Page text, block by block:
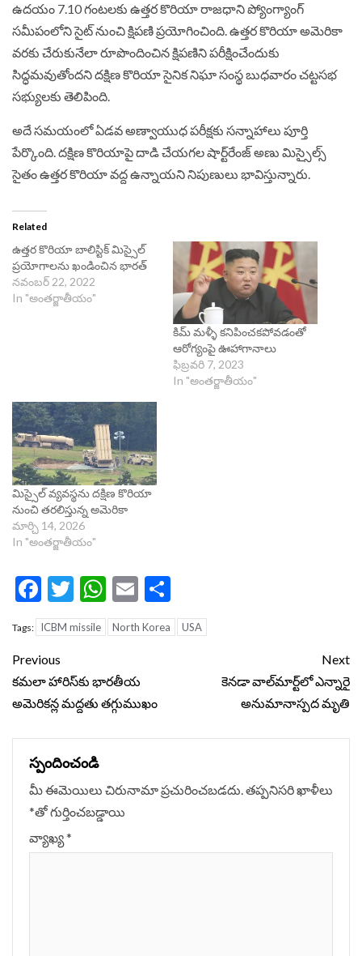
ఉదయం 7.10 గంటలకు ఉత్తర కొరియా రాజధాని ప్యోంగ్యాంగ్
సమీపంలోని సైట్ నుంచి క్షిపణి ప్రయోగించింది. ఉత్తర కొరియా అమెరికా
వరకు చేరుకునేలా రూపొందించిన క్షిపణిని పరీక్షించేందుకు
సిద్ధమవుతోందని దక్షిణ కొరియా సైనిక నిఘా సంస్థ బుధవారం చట్టసభ
సభ్యులకు తెలిపింది.
అదే సమయంలో ఏడవ అణ్వాయుధ పరీక్షకు సన్నాహాలు పూర్తి
పేర్కొంది. దక్షిణ కొరియాపై దాడి చేయగల షార్ట్‌రేంజ్‌ అణు మిస్సైల్స్‌
సైతం ఉత్తర కొరియా వద్ద ఉన్నాయని నిపుణులు భావిస్తున్నారు.
Related
ఉత్తర కొరియా బాలిస్టిక్‌ మిస్సైల్‌
ప్రయోగాలను ఖండించిన భారత్‌
నవంబర్ 22, 2022
In "అంతర్జాతీయం"
కిమ్ మళ్ళీ కనిపించకపోవడంతో
ఆరోగ్యంపై ఊహాగానాలు
ఫిబ్రవరి 7, 2023
In "అంతర్జాతీయం"
మిస్సైల్ వ్యవస్థను దక్షిణ కొరియా
నుంచి తరలిస్తున్న అమెరికా
మార్చి 14, 2026
In "అంతర్జాతీయం"
Facebook
Twitter
WhatsApp
Email
Tags: ICBM missile North Korea USA
Continue
Reading
Previous
కమలా హారిస్‌కు భారతీయ
అమెరికన్ల మద్దతు తగ్గుముఖం
Next
కెనడా వాల్‌మార్ట్‌లో ఎన్నారై
అనుమానాస్పద మృతి
స్పందించండి
మీ ఈమెయిలు చిరునామా ప్రచురించబడదు. తప్పనిసరి ఖాళీలు
*‌తో గుర్తించబడ్డాయి
వ్యాఖ్య*